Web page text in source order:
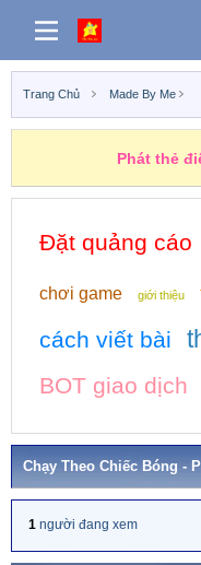
Trang Chủ Made By Me
Phát thẻ
Đặt quảng cáo
chơi game giới thiệu
cách viết bài
BOT giao dịch
Chạy Theo Chiếc Bóng -
1 người đang xem